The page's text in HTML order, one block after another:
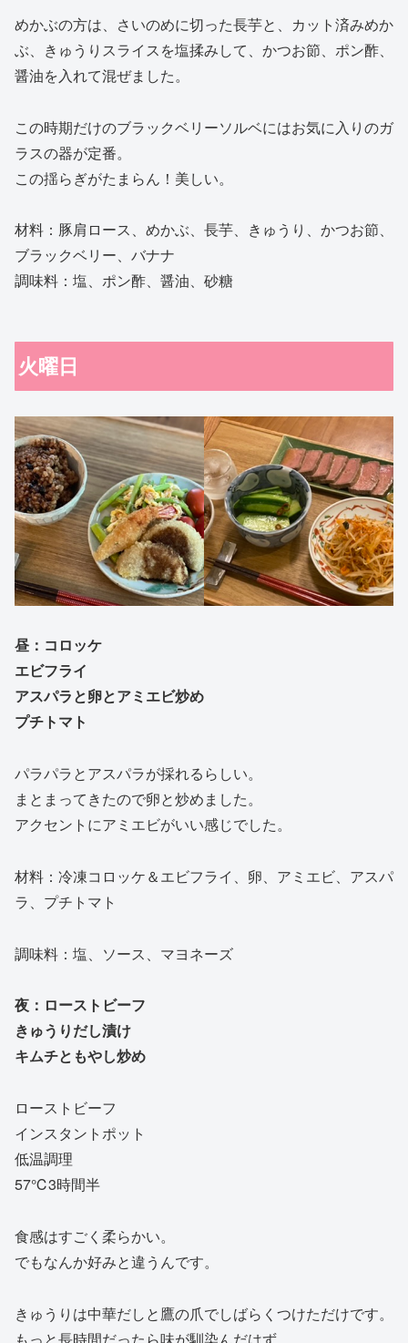
めかぶの方は、さいのめに切った長芋と、カット済みめか
ぶ、きゅうりスライスを塩揉みして、かつお節、ポン酢、
醤油を入れて混ぜました。
この時期だけのブラックベリーソルベにはお気に入りのガ
ラスの器が定番。
この揺らぎがたまらん！美しい。
材料：豚肩ロース、めかぶ、長芋、きゅうり、かつお節、
ブラックベリー、バナナ
調味料：塩、ポン酢、醤油、砂糖
火曜日
昼：コロッケ
エビフライ
アスパラと卵とアミエビ炒め
プチトマト
パラパラとアスパラが採れるらしい。
まとまってきたので卵と炒めました。
アクセントにアミエビがいい感じでした。
材料：冷凍コロッケ＆エビフライ、卵、アミエビ、アスパ
ラ、プチトマト
調味料：塩、ソース、マヨネーズ
夜：ローストビーフ
きゅうりだし漬け
キムチともやし炒め
ローストビーフ
インスタントポット
低温調理
57℃3時間半
食感はすごく柔らかい。
でもなんか好みと違うんです。
きゅうりは中華だしと鷹の爪でしばらくつけただけです。
もっと長時間だったら味が馴染んだはず。